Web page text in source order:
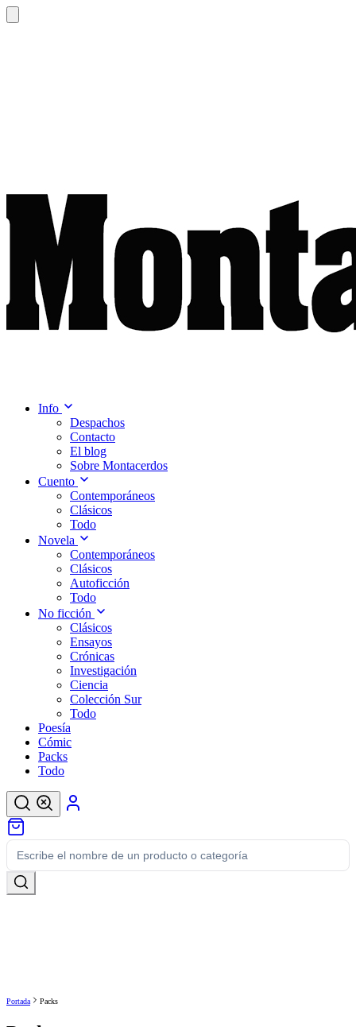
Info
Despachos
Contacto
El blog
Sobre Montacerdos
Cuento
Contemporáneos
Clásicos
Todo
Novela
Contemporáneos
Clásicos
Autoficción
Todo
No ficción
Clásicos
Ensayos
Crónicas
Investigación
Ciencia
Colección Sur
Todo
Poesía
Cómic
Packs
Todo
Portada Packs